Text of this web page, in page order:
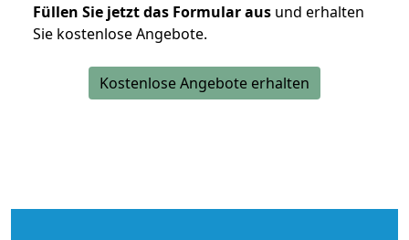
Füllen Sie jetzt das Formular aus und erhalten
Sie kostenlose Angebote.
Kostenlose Angebote erhalten